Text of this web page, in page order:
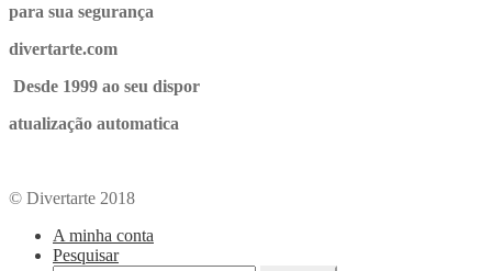
para sua segurança
divertarte.com
Desde 1999 ao seu dispor
atualização automatica
© Divertarte 2018
A minha conta
Pesquisar